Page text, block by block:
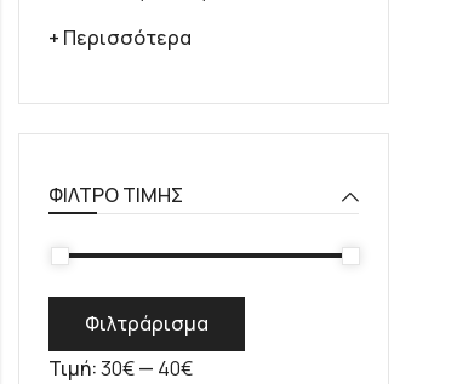
+ Περισσότερα
ΦΊΛΤΡΟ ΤΙΜΉΣ
Φιλτράρισμα
Τιμή:30€— 40€